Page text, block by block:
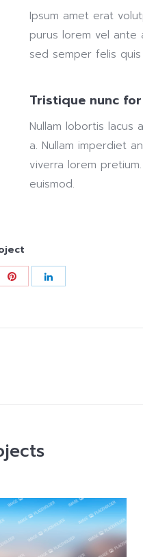
Ipsum amet erat
purus lorem vel ante
sed semper felis
Tristique nunc
Nullam lobortis lacus
a. Nullam imperdiet
viverra lorem
euismod.